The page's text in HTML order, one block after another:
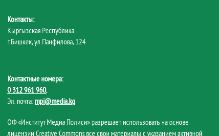
Контакты:
Кыргызская Республика
г.Бишкек, ул.Панфилова, 124
Контактные номера:
0 312 961 960,
Эл. почта: mpi@media.kg
ОФ «Институт Медиа Полиси» разрешает использовать на основе
лицензии Creative Commons все свои материалы с указанием активной